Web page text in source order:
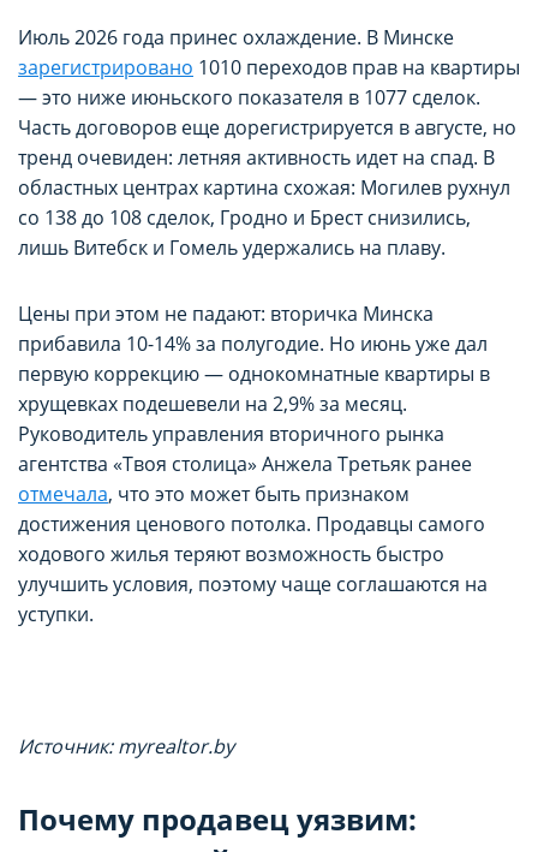
Июль 2026 года принес охлаждение. В Минске
зарегистрировано 1010 переходов прав на квартиры
— это ниже июньского показателя в 1077 сделок.
Часть договоров еще дорегистрируется в августе, но
тренд очевиден: летняя активность идет на спад. В
областных центрах картина схожая: Могилев рухнул
со 138 до 108 сделок, Гродно и Брест снизились,
лишь Витебск и Гомель удержались на плаву.
Цены при этом не падают: вторичка Минска
прибавила 10-14% за полугодие. Но июнь уже дал
первую коррекцию — однокомнатные квартиры в
хрущевках подешевели на 2,9% за месяц.
Руководитель управления вторичного рынка
агентства «Твоя столица» Анжела Третьяк ранее
отмечала, что это может быть признаком
достижения ценового потолка. Продавцы самого
ходового жилья теряют возможность быстро
улучшить условия, поэтому чаще соглашаются на
уступки.
Источник: myrealtor.by
Почему продавец уязвим: